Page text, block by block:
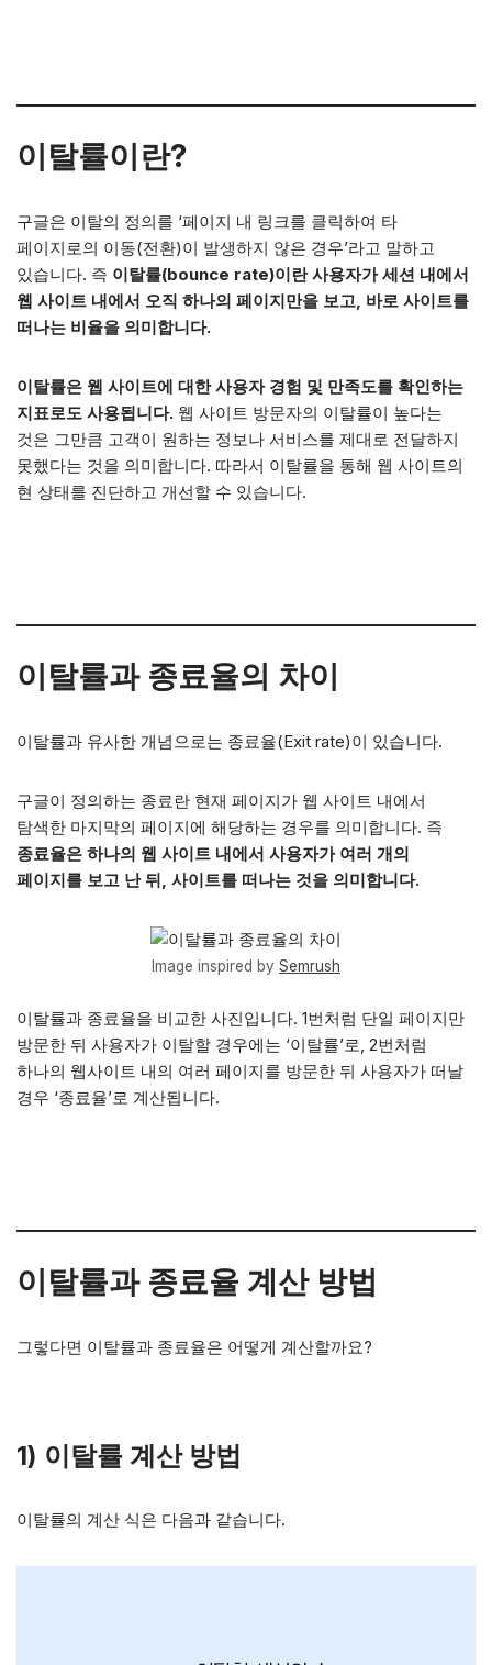
이탈률이란?
구글은 이탈의 정의를 ‘페이지 내 링크를 클릭하여 타
페이지로의 이동(전환)이 발생하지 않은 경우’라고 말하고
있습니다. 즉 이탈률(bounce rate)이란 사용자가 세션 내에서
웹 사이트 내에서 오직 하나의 페이지만을 보고, 바로 사이트를
떠나는 비율을 의미합니다.
이탈률은 웹 사이트에 대한 사용자 경험 및 만족도를 확인하는
지표로도 사용됩니다. 웹 사이트 방문자의 이탈률이 높다는
것은 그만큼 고객이 원하는 정보나 서비스를 제대로 전달하지
못했다는 것을 의미합니다. 따라서 이탈률을 통해 웹 사이트의
현 상태를 진단하고 개선할 수 있습니다.
이탈률과 종료율의 차이
이탈률과 유사한 개념으로는 종료율(Exit rate)이 있습니다.
구글이 정의하는 종료란 현재 페이지가 웹 사이트 내에서
탐색한 마지막의 페이지에 해당하는 경우를 의미합니다. 즉
종료율은 하나의 웹 사이트 내에서 사용자가 여러 개의
페이지를 보고 난 뒤, 사이트를 떠나는 것을 의미합니다.
Image inspired by Semrush
이탈률과 종료율을 비교한 사진입니다. 1번처럼 단일 페이지만
방문한 뒤 사용자가 이탈할 경우에는 ‘이탈률’로, 2번처럼
하나의 웹사이트 내의 여러 페이지를 방문한 뒤 사용자가 떠날
경우 ‘종료율’로 계산됩니다.
이탈률과 종료율 계산 방법
그렇다면 이탈률과 종료율은 어떻게 계산할까요?
1) 이탈률 계산 방법
이탈률의 계산 식은 다음과 같습니다.